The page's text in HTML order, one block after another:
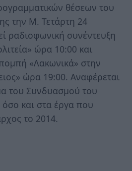
θέσεων του
την Μ. Τετάρτη 24
ραδιοφωνική συνέντευξη
ώρα 10:00 και
«Λακωνικά» στην
ώρα 19:00. Αναφέρεται
του Συνδυασμού του
και στα έργα που
το 2014.